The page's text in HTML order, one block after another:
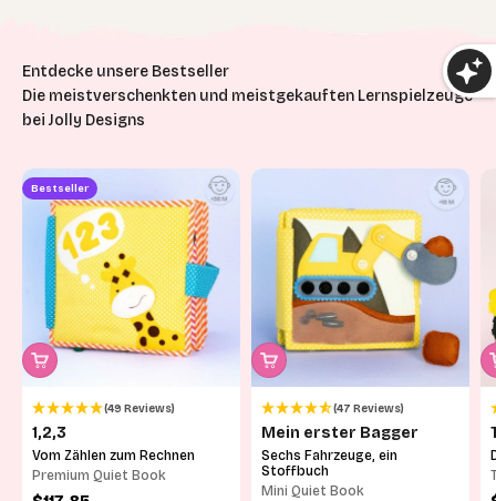
Die meistverschenkten und meistgekauften Lernspielzeuge
bei Jolly Designs
Bestseller
(49 Reviews)
1,2,3
Vom Zählen zum Rechnen
Premium Quiet Book
(47 Reviews)
Mein erster Bagger
Sechs Fahrzeuge, ein
Stoffbuch
Mini Quiet Book